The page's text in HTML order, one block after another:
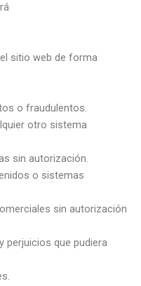
sitio web de forma
o fraudulentos.
otro sistema
sin autorización.
o sistemas
sin autorización
perjuicios que pudiera